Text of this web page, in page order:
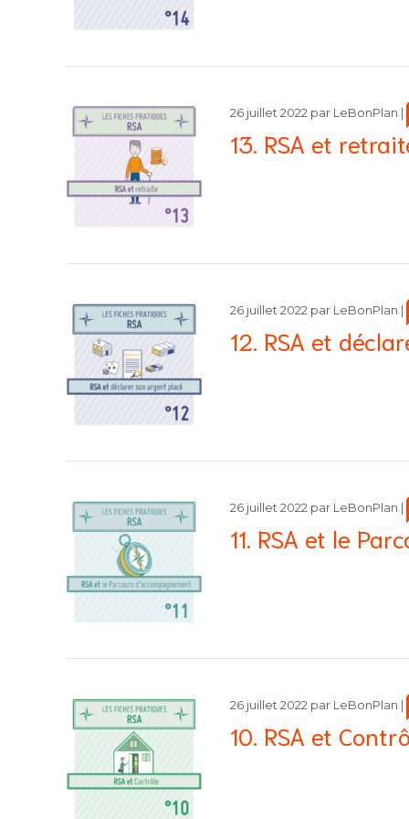
13. RSA et
26 juillet 2022 par LeBonPlan
12. RSA et
26 juillet 2022 par LeBonPlan
11. RSA et le
26 juillet 2022 par LeBonPlan
10. RSA et
26 juillet 2022 par LeBonPlan